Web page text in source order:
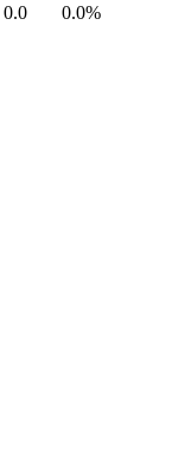
0.0
0.0%